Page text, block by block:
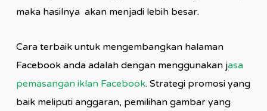
maka hasilnya akan menjadi lebih besar.
Cara terbaik untuk mengembangkan halaman
Facebook anda adalah dengan menggunakan jasa
pemasangan iklan Facebook. Strategi promosi yang
baik meliputi anggaran, pemilihan gambar yang